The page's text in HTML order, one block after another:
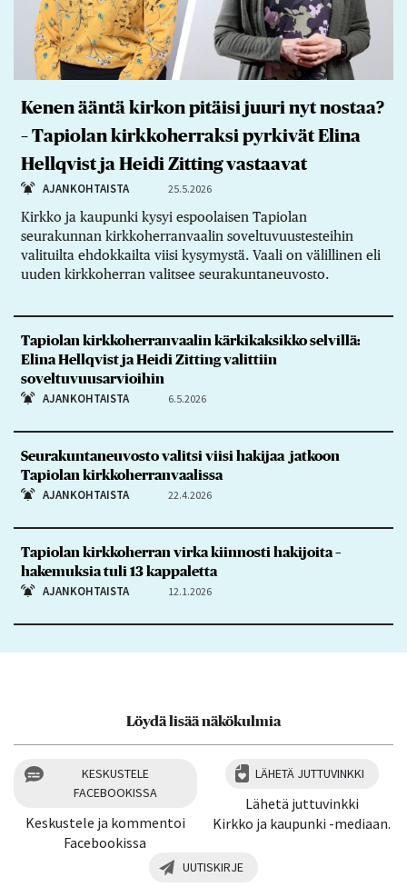
Kenen ääntä kirkon pitäisi juuri nyt nostaa?
– Tapiolan kirkkoherraksi pyrkivät Elina
Hellqvist ja Heidi Zitting vastaavat
AJANKOHTAISTA 25.5.2026
Kirkko ja kaupunki kysyi espoolaisen Tapiolan
seurakunnan kirkkoherranvaalin soveltuvuustesteihin
valituilta ehdokkailta viisi kysymystä. Vaali on välillinen eli
uuden kirkkoherran valitsee seurakuntaneuvosto.
Tapiolan kirkkoherranvaalin kärkikaksikko selvillä:
Elina Hellqvist ja Heidi Zitting valittiin
soveltuvuusarvioihin
AJANKOHTAISTA 6.5.2026
Seurakuntaneuvosto valitsi viisi hakijaa jatkoon
Tapiolan kirkkoherranvaalissa
AJANKOHTAISTA 22.4.2026
Tapiolan kirkkoherran virka kiinnosti hakijoita –
hakemuksia tuli 13 kappaletta
AJANKOHTAISTA 12.1.2026
Löydä lisää näkökulmia
KESKUSTELE
FACEBOOKISSA
Keskustele ja kommentoi
Facebookissa
LÄHETÄ JUTTUVINKKI
Lähetä juttuvinkki
Kirkko ja kaupunki -mediaan.
UUTISKIRJE